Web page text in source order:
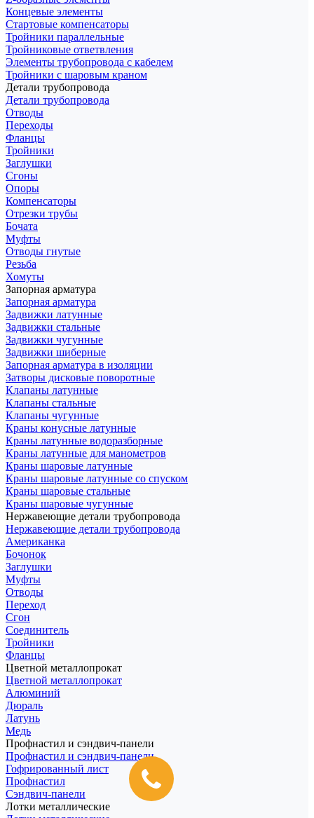
Концевые элементы
Стартовые компенсаторы
Тройники параллельные
Тройниковые ответвления
Элементы трубопровода с кабелем
Тройники с шаровым краном
Детали трубопровода
Детали трубопровода
Отводы
Переходы
Фланцы
Тройники
Заглушки
Сгоны
Опоры
Компенсаторы
Отрезки трубы
Бочата
Муфты
Отводы гнутые
Резьба
Хомуты
Запорная арматура
Запорная арматура
Задвижки латунные
Задвижки стальные
Задвижки чугунные
Задвижки шиберные
Запорная арматура в изоляции
Затворы дисковые поворотные
Клапаны латунные
Клапаны стальные
Клапаны чугунные
Краны конусные латунные
Краны латунные водоразборные
Краны латунные для манометров
Краны шаровые латунные
Краны шаровые латунные со спуском
Краны шаровые стальные
Краны шаровые чугунные
Нержавеющие детали трубопровода
Нержавеющие детали трубопровода
Американка
Бочонок
Заглушки
Муфты
Отводы
Переход
Сгон
Соединитель
Тройники
Фланцы
Цветной металлопрокат
Цветной металлопрокат
Алюминий
Дюраль
Латунь
Медь
Профнастил и сэндвич-панели
Профнастил и сэндвич-панели
Гофрированный лист
Профнастил
Сэндвич-панели
Лотки металлические